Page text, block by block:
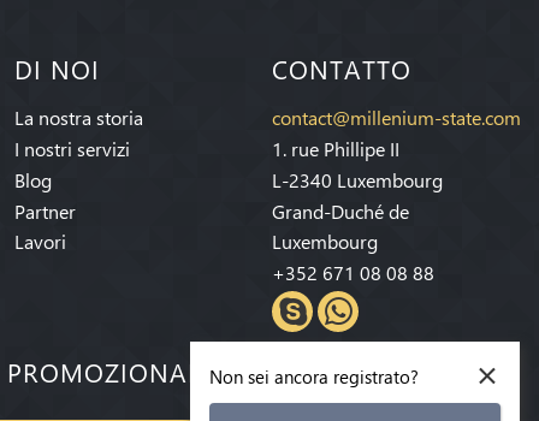
DI NOI
La nostra storia
I nostri servizi
Blog
Partner
Lavori
CONTATTO
contact@millenium-state.com
1. rue Phillipe II
L-2340 Luxembourg
Grand-Duché de
Luxembourg
+352 671 08 08 88
PROMOZIONALI! ×
Non sei ancora registrato?